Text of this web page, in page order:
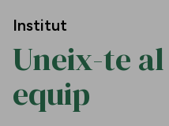
Institut
Uneix-te
equip